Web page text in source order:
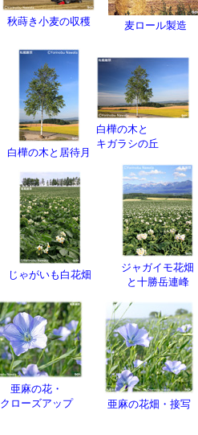
秋蒔き小麦の収穫 麦ロール製造
白樺の木と居待月
白樺の木と
キガラシの丘
じゃがいも白花畑
ジャガイモ花畑
と十勝岳連峰
亜麻の花・
クローズアップ
亜麻の花畑・接写